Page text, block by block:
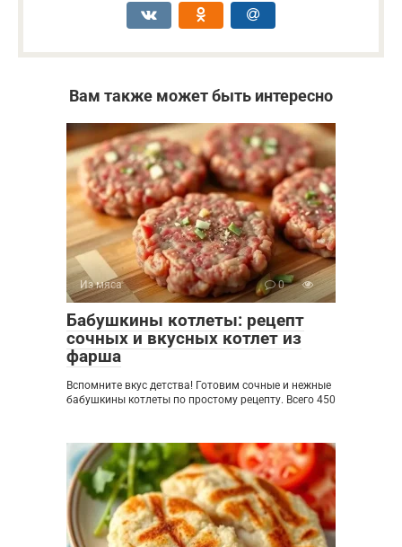
Вам также может быть интересно
Из мяса 0
Бабушкины котлеты: рецепт
сочных и вкусных котлет из
фарша
Вспомните вкус детства! Готовим сочные и нежные
бабушкины котлеты по простому рецепту. Всего 450